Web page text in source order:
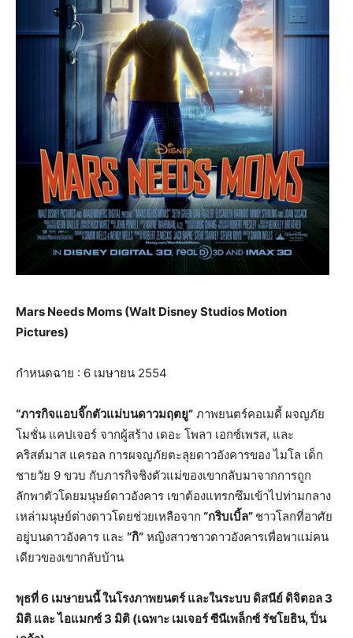
Mars Needs Moms (Walt Disney Studios Motion
Pictures)
กำหนดฉาย : 6 เมษายน 2554
“ภารกิจแอบจิ๊กตัวแม่บนดาวมฤตยู” ภาพยนตร์คอเมดี้ ผจญภัย
โมชั่น แคปเจอร์ จากผู้สร้าง เดอะ โพลา เอกซ์เพรส, และ
คริสต์มาส แครอล การผจญภัยตะลุยดาวอังคารของ ไมโล เด็ก
ชายวัย 9 ขวบ กับภารกิจชิงตัวแม่ของเขากลับมาจากการถูก
ลักพาตัวโดยมนุษย์ดาวอังคาร เขาต้องแทรกซึมเข้าไปท่ามกลาง
เหล่ามนุษย์ต่างดาวโดยช่วยเหลือจาก “กริบเบิ้ล” ชาวโลกที่อาศัย
อยู่บนดาวอังคาร และ “กิ” หญิงสาวชาวดาวอังคารเพื่อพาแม่คน
เดียวของเขากลับบ้าน
พุธที่ 6 เมษายนนี้ ในโรงภาพยนตร์ และในระบบ ดิสนีย์ ดิจิตอล 3
มิติ และ ไอแมกซ์ 3 มิติ (เฉพาะ เมเจอร์ ซีนีเพล็กซ์ รัชโยธิน, ปิ่น